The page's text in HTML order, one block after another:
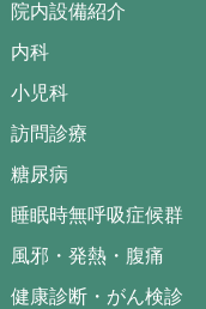
院内設備紹介
内科
小児科
訪問診療
糖尿病
睡眠時無呼吸症候群
風邪・発熱・腹痛
健康診断・がん検診